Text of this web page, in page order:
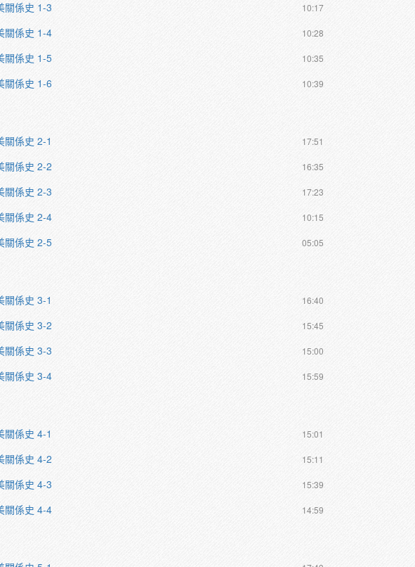
10:17
關係史 1-3
10:28
關係史 1-4
10:35
關係史 1-5
10:39
關係史 1-6
17:51
關係史 2-1
16:35
關係史 2-2
17:23
關係史 2-3
10:15
關係史 2-4
05:05
關係史 2-5
16:40
關係史 3-1
15:45
關係史 3-2
15:00
關係史 3-3
15:59
關係史 3-4
15:01
關係史 4-1
15:11
關係史 4-2
15:39
關係史 4-3
14:59
關係史 4-4